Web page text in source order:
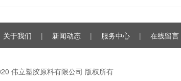
关于我们 | 新闻动态 | 服务中心 | 在线留言
伟立塑胶原料有限公司 版权所有